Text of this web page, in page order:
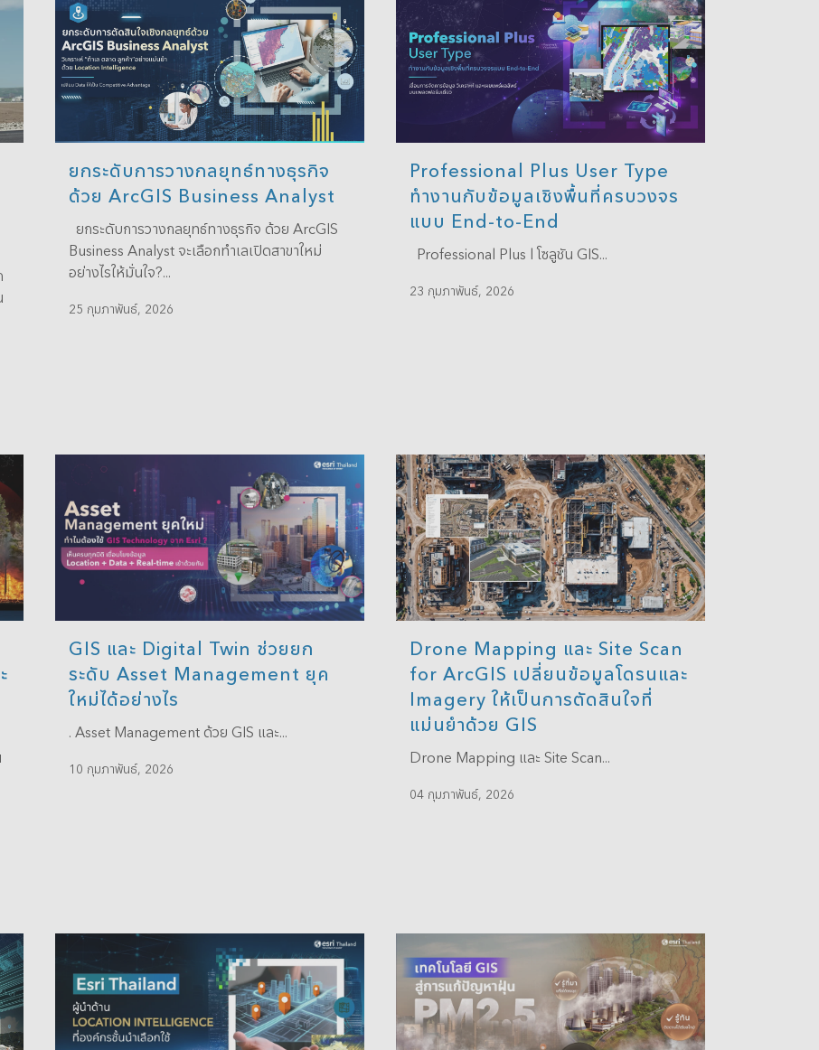
ยกระดับการวางกลยุทธ์ทางธุรกิจ
ด้วย ArcGIS Business Analyst
ยกระดับการวางกลยุทธ์ทางธุรกิจ ด้วย ArcGIS
Business Analyst จะเลือกทำเลเปิดสาขาใหม่
อย่างไรให้มั่นใจ?...
25 กุมภาพันธ์, 2026
Professional Plus User Type
ทำงานกับข้อมูลเชิงพื้นที่ครบวงจร
แบบ End-to-End
Professional Plus l โซลูชัน GIS...
23 กุมภาพันธ์, 2026
GIS และ Digital Twin ช่วยยก
ระดับ Asset Management ยุค
ใหม่ได้อย่างไร
. Asset Management ด้วย GIS และ...
10 กุมภาพันธ์, 2026
Drone Mapping และ Site Scan
for ArcGIS เปลี่ยนข้อมูลโดรนและ
Imagery ให้เป็นการตัดสินใจที่
แม่นยำด้วย GIS
Drone Mapping และ Site Scan...
04 กุมภาพันธ์, 2026